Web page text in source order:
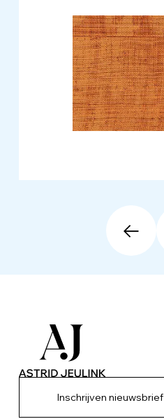
Inschrijven nieuwsbrief